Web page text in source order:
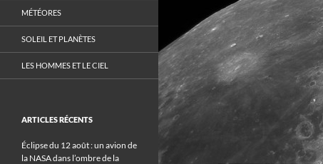
MÉTÉORES
SOLEIL ET PLANÈTES
LES HOMMES ET LE CIEL
ARTICLES RÉCENTS
Éclipse du 12 août : un avion de
la NASA dans l’ombre de la